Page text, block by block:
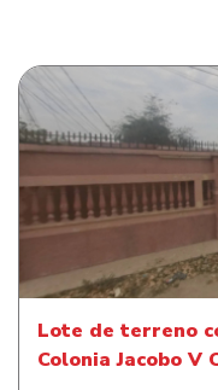
Lote de terreno
Lote de terreno
Colonia Jacobo V